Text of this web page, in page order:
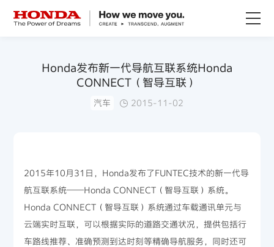
赛事运动
新闻资讯
Honda发布新一代导航互联系统Honda
CONNECT（智导互联）
汽车 2015-11-02
2015年10月31日，Honda发布了FUNTEC技术的新一代导
航互联系统——Honda CONNECT（智导互联）系统。
Honda CONNECT（智导互联）系统通过车载通讯单元与
云端实时互联，可以根据实际的道路交通状况，提供包括行
车路线推荐、准确预测到达时刻等精确导航服务，同时还可